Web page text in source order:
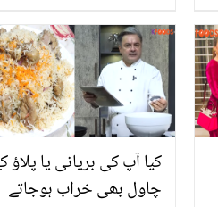
کی ملاقات پر عوام کا
ردعمل
کیا آپ کی بریانی یا پلاؤ
چاول بھی خراب ہوجاتے